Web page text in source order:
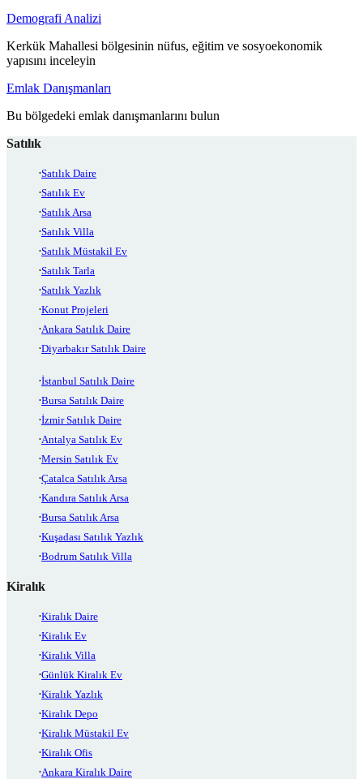
Demografi Analizi
Kerkük Mahallesi bölgesinin nüfus, eğitim ve sosyoekonomik
yapısını inceleyin
Emlak Danışmanları
Bu bölgedeki emlak danışmanlarını bulun
Satılık
Satılık Daire
Satılık Ev
Satılık Arsa
Satılık Villa
Satılık Müstakil Ev
Satılık Tarla
Satılık Yazlık
Konut Projeleri
Ankara Satılık Daire
Diyarbakır Satılık Daire
İstanbul Satılık Daire
Bursa Satılık Daire
İzmir Satılık Daire
Antalya Satılık Ev
Mersin Satılık Ev
Çatalca Satılık Arsa
Kandıra Satılık Arsa
Bursa Satılık Arsa
Kuşadası Satılık Yazlık
Bodrum Satılık Villa
Kiralık
Kiralık Daire
Kiralık Ev
Kiralık Villa
Günlük Kiralık Ev
Kiralık Yazlık
Kiralık Depo
Kiralık Müstakil Ev
Kiralık Ofis
Ankara Kiralık Daire